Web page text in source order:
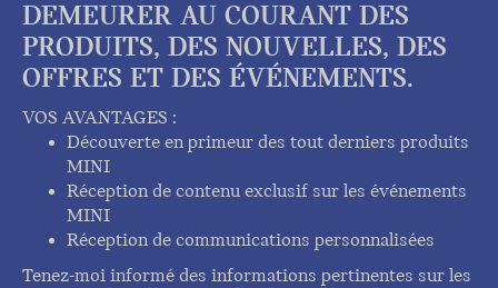
DEMEURER AU COURANT DES
PRODUITS, DES NOUVELLES, DES
OFFRES ET DES ÉVÉNEMENTS.
VOS AVANTAGES :
Découverte en primeur des tout derniers produits
MINI
Réception de contenu exclusif sur les événements
MINI
Réception de communications personnalisées
Tenez-moi informé des informations pertinentes sur les